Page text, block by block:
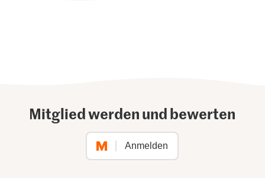
Mitglied werden und bewerten
Anmelden